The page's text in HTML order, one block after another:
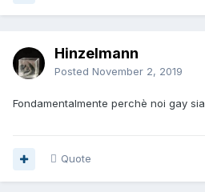
Hinzelmann
Posted November 2, 2019
Fondamentalmente perchè noi gay
Quote